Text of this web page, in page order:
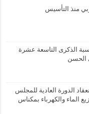
منذ التأسيس
الذكرى التاسعة عشرة
الحسن
الدورة العادية للمجلس
الماء والكهرباء بمكناس